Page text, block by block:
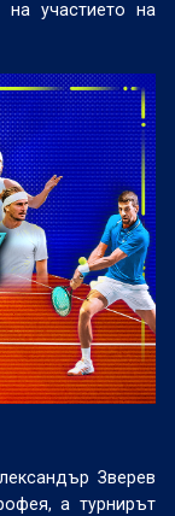
участието на
Зверев
а турнирът